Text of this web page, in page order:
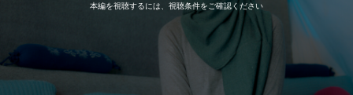
本編を視聴するには、視聴条件をご確認ください